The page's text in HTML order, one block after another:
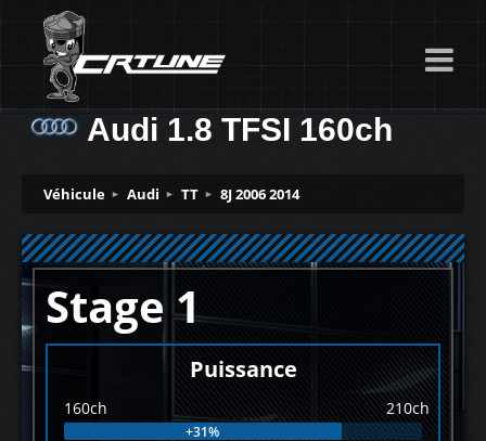
Audi 1.8 TFSI 160ch
Véhicule Audi TT 8J 2006 2014
Stage 1
Puissance
160ch 210ch
+31%